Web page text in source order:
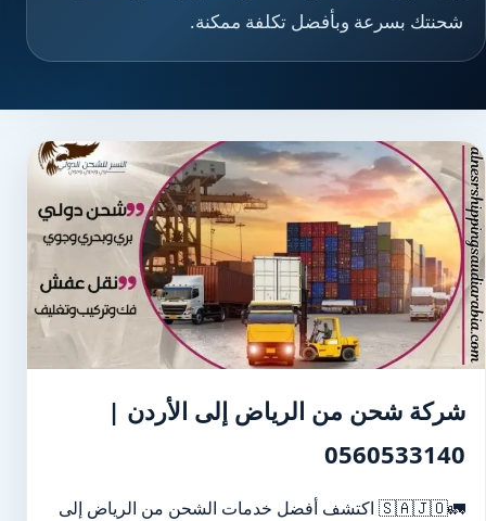
شحنتك بسرعة وبأفضل تكلفة ممكنة.
شركة شحن من الرياض إلى الأردن |
0560533140
🚛🇸🇦🇯🇴 اكتشف أفضل خدمات الشحن من الرياض إلى